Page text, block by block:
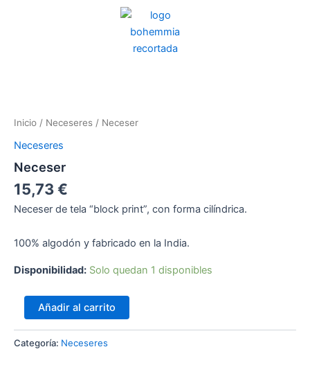
Inicio / Neceseres / Neceser
Neceseres
Neceser
15,73€
Neceser de tela “block print”, con forma cilíndrica.
100% algodón y fabricado en la India.
Disponibilidad: Solo quedan 1 disponibles
Añadir al carrito
Categoría: Neceseres